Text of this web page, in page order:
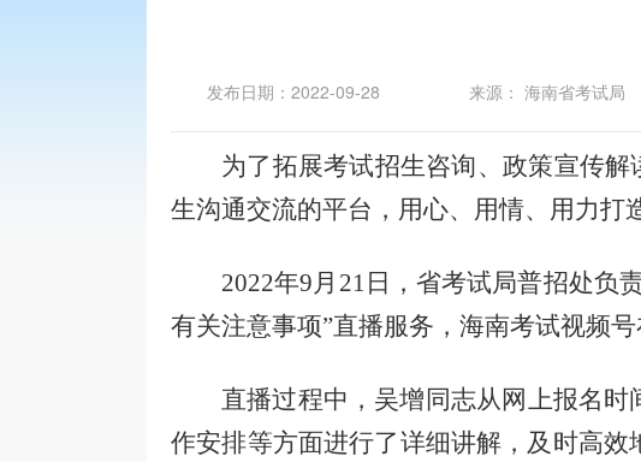
发布日期：2022-09-28 来源： 海南省考试局
为了拓展考试招生咨询、政策宣传解
生沟通交流的平台，用心、 用情、 用力打
2022年9月 21 日，省考试局普招处负
有关注意事项”直播服务 ，海南考试视频
直播过程中， 吴增同志从 网上报名时
作安排等方面进行了详细讲解，及时高效